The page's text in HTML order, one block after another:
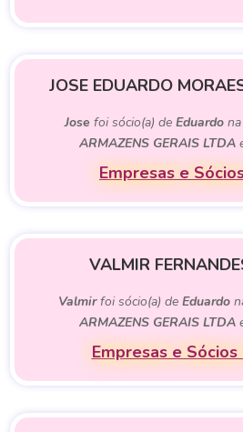
JOSE EDUARDO
Jose foi sócio(a) de Eduardo
ARMAZENS GERAIS LTDA
Empresas e
VALMIR
Valmirfoi sócio(a) de Eduardo
ARMAZENS GERAIS LTDA
Empresas e